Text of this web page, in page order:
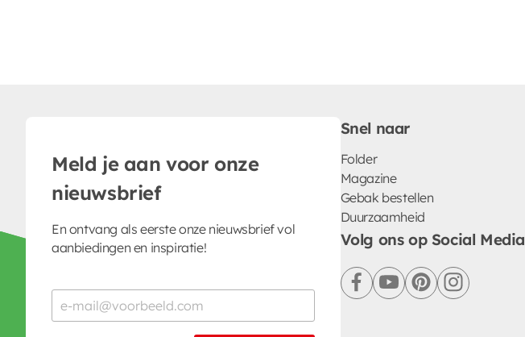
Meld je aan voor onze
nieuwsbrief
En ontvang als eerste onze nieuwsbrief vol
aanbiedingen en inspiratie!
Snel naar
Folder
Magazine
Gebak bestellen
Duurzaamheid
Volg ons op Social Media
facebookyoutubepinterestinstagram